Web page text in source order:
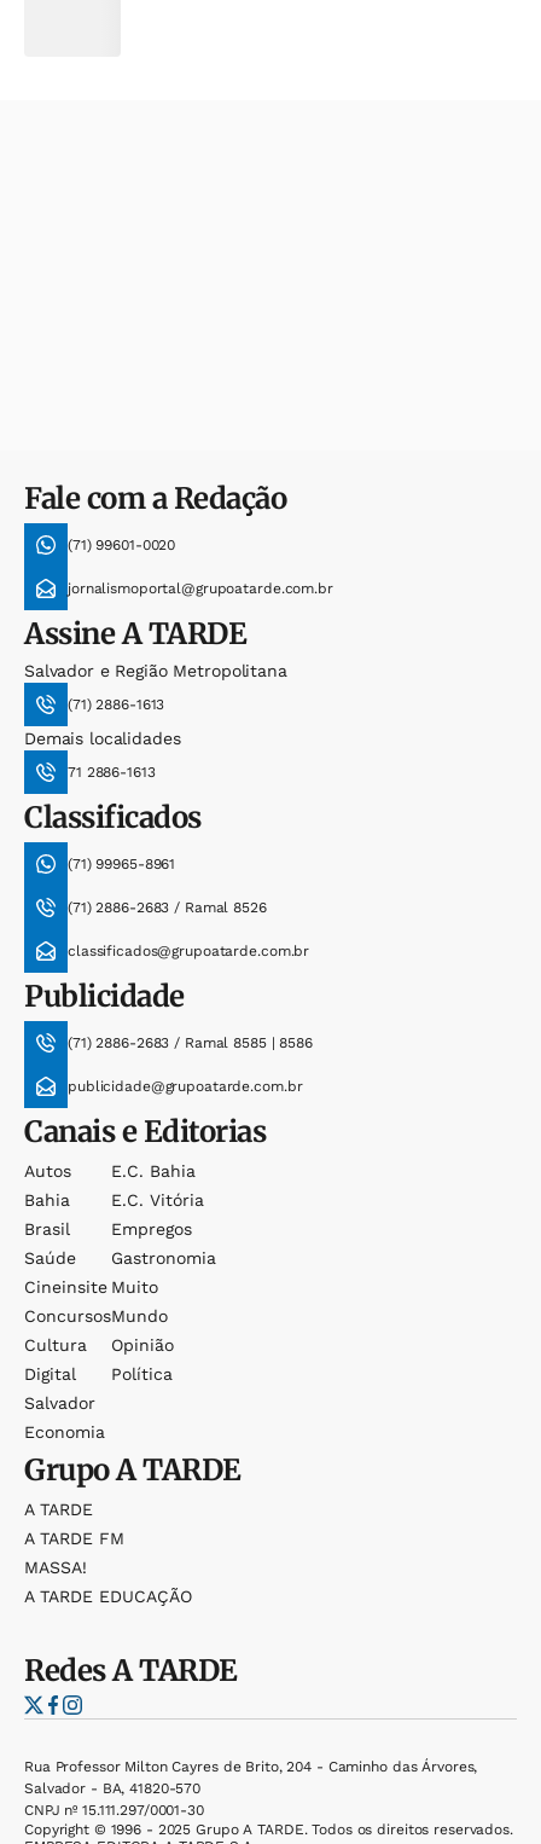
Fale com a Redação
(71) 99601-0020
jornalismoportal@grupoatarde.com.br
AssineA TARDE
Salvador e Região Metropolitana
(71) 2886-1613
Demais localidades
71 2886-1613
Classificados
(71) 99965-8961
(71) 2886-2683 / Ramal 8526
classificados@grupoatarde.com.br
Publicidade
(71) 2886-2683 / Ramal 8585 | 8586
publicidade@grupoatarde.com.br
Canais e Editorias
Autos
Bahia
Brasil
Saúde
Cineinsite
Concursos
Cultura
Digital
Salvador
Economia
E.c. Bahia
E.c. Vitória
Empregos
Gastronomia
Muito
Mundo
Opinião
Política
GrupoA TARDE
A TARDE
A TARDE FM
MASSA!
A TARDE EDUCAÇÃO
RedesA TARDE
Rua Professor Milton Cayres de Brito, 204 - Caminho das Árvores,
Salvador - BA, 41820-570
CNPJ nº 15.111.297/0001-30
Copyright © 1996 - 2025 Grupo A TARDE. Todos os direitos reservados.